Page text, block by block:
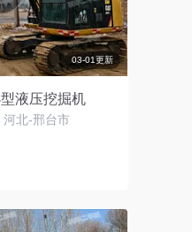
03-01更新
液压挖掘机
北-邢台市